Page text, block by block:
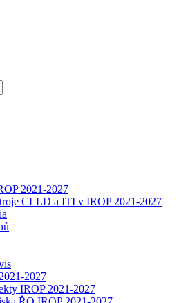
2021-2027
CLLD a ITI v IROP 2021-2027
2027
IROP 2021-2027